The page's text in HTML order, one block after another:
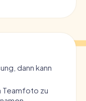
dann kann
Teamfoto zu